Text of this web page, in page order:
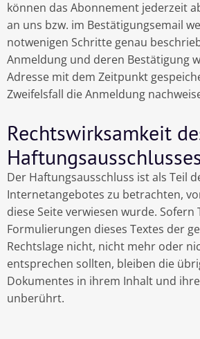
können das Abonnement jederzeit
an uns bzw. im Bestätigungsemail
notwenigen Schritte genau
Anmeldung und deren Bestätigung
Adresse mit dem Zeitpunkt
Zweifelsfall die Anmeldung
Rechtswirksamkeit
Der Haftungsausschluss ist als Teil
Internetangebotes zu betrachten,
diese Seite verwiesen wurde. Sofern
Formulierungen dieses Textes der
Rechtslage nicht, nicht mehr oder
entsprechen sollten, bleiben die
Dokumentes in ihrem Inhalt und
unberührt.